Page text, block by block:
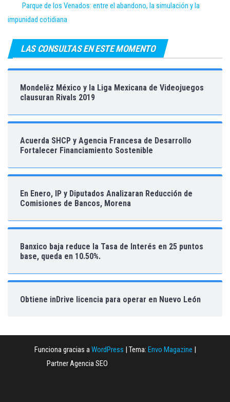
Parque de los Venados: entre el abandono, la simulación y la
impunidad cotidiana
LAS CONSULTAS EN ESTE MOMENTO
Mondelēz México y la Liga Mexicana de Videojuegos
clausuran Rivals 2019
Acuerda SHCP y Agencia Francesa de Desarrollo
Fortalecer Financiamiento Sostenible
En Enero, IP y Diputados Analizaran Reducción de
Comisiones de Bancos, Morena
Banxico baja reduce la Tasa de Interés en 25 puntos
base, queda en 10.50%.
Obtiene inDrive licencia para operar en Nuevo León
Funciona gracias aWordPress | Tema: Envo Magazine |
Partner Agencia SEO